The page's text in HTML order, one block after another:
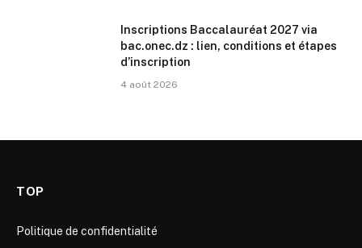
Inscriptions Baccalauréat 2027 via
bac.onec.dz : lien, conditions et étapes
d’inscription
4 août 2026
TOP
Politique de confidentialité